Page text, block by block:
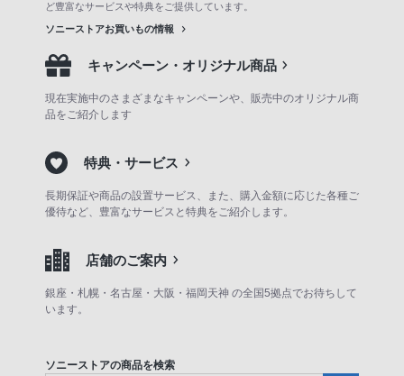
ど豊富なサービスや特典をご提供しています。
ソニーストアお買いもの情報
キャンペーン・オリジナル商品
現在実施中のさまざまなキャンペーンや、販売中のオリジナル商
品をご紹介します
特典・サービス
長期保証や商品の設置サービス、また、購入金額に応じた各種ご
優待など、豊富なサービスと特典をご紹介します。
店舗のご案内
銀座・札幌・名古屋・大阪・福岡天神 の全国5拠点でお待ちして
います。
ソニーストアの商品を検索